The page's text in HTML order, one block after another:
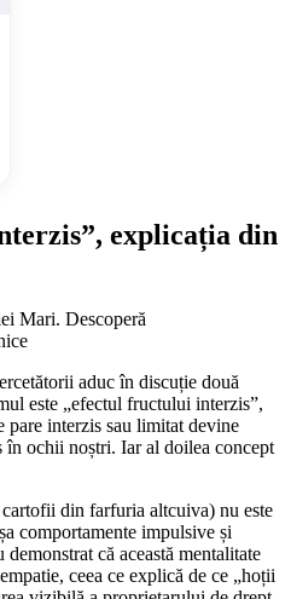
explicația din
aduc în discuție două
este „efectul fructului interzis”,
pare interzis sau limitat devine
ochii noștri. Iar al doilea concept
cartofii din farfuria altcuiva) nu este
comportamente impulsive și
că această mentalitate
ceea ce explică de ce „hoții